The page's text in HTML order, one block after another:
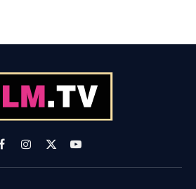
FacebookInstagram
X
(Twitter)
YouTube